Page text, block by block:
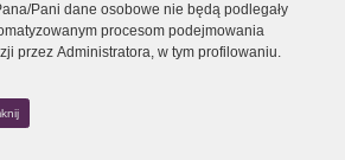
Pani dane osobowe nie będą podlegały
procesom podejmowania
przez Administratora, w tym profilowaniu.